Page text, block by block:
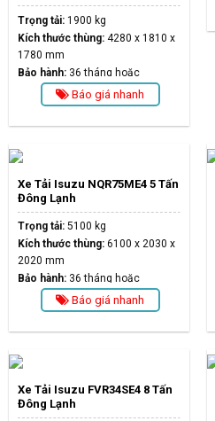
Trọng tải:1900 kg
Kích thước thùng:4280 x 1810 x
1780 mm
Bảo hành: 36 tháng hoặc
100.000kmBáo giá nhanh
Xe Tải Isuzu NQR75ME4 5 Tấn
Đông Lạnh
Trọng tải:5100 kg
Kích thước thùng:6100 x 2030 x
2020 mm
Bảo hành: 36 tháng hoặc
100.000kmBáo giá nhanh
Xe Tải Isuzu FVR34SE4 8 Tấn
Đông Lạnh